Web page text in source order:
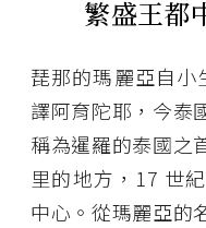
繁盛王都
琵那的瑪麗亞自
譯阿育陀耶，今泰
稱為暹羅的泰國之
里的地方，17 世
中心。從瑪麗亞的